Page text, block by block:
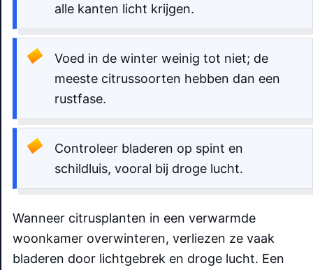
alle kanten licht krijgen.
Voed in de winter weinig tot niet; de
meeste citrussoorten hebben dan een
rustfase.
Controleer bladeren op spint en
schildluis, vooral bij droge lucht.
Wanneer citrusplanten in een verwarmde
woonkamer overwinteren, verliezen ze vaak
bladeren door lichtgebrek en droge lucht. Een